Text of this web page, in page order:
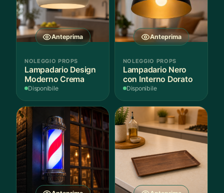
Anteprima
NOLEGGIO PROPS
Lampadario Design
Moderno Crema
Disponibile
Anteprima
NOLEGGIO PROPS
Lampadario Nero
con Interno Dorato
Disponibile